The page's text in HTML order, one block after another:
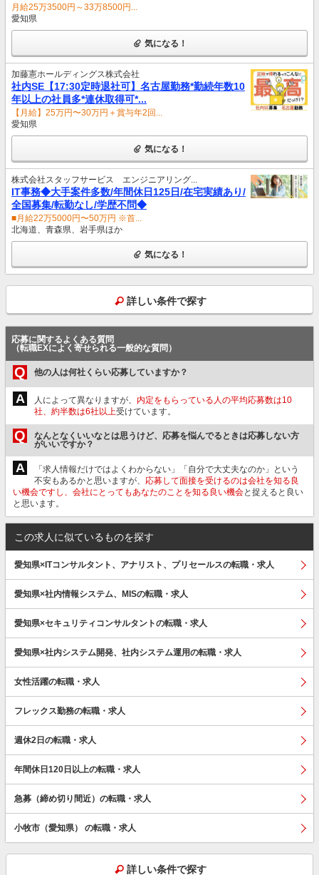
月給25万3500円～33万8500円...
愛知県
気になる！
加藤憲ホールディングス株式会社
社内SE【17:30定時退社可】名古屋勤務*勤続年数10
年以上の社員多*連休取得可*...
【月給】25万円〜30万円＋賞与年2回...
愛知県
気になる！
株式会社スタッフサービス エンジニアリング...
IT事務◆大手案件多数/年間休日125日/在宅実績あり/
全国募集/転勤なし/学歴不問◆
■月給22万5000円〜50万円 ※首...
北海道、青森県、岩手県ほか
気になる！
詳しい条件で探す
応募に関するよくある質問
（転職EXによく寄せられる一般的な質問）
Q 他の人は何社くらい応募していますか？
A 人によって異なりますが、 内定をもらっている人の平均応募数は10
社、約半数は6社以上受けています。
Q
なんとなくいいなとは思うけど、応募を悩んでるときは応募しない方
がいいですか？
A
「求人情報だけではよくわからない」「自分で大丈夫なのか」という
不安もあるかと思いますが、 応募して面接を受けるのは会社を知る良
い機会ですし、会社にとってもあなたのことを知る良い機会と捉えると良い
と思います。
この求人に似ているものを探す
愛知県×ITコンサルタント、アナリスト、プリセールスの転職・求人
愛知県×社内情報システム、MISの転職・求人
愛知県×セキュリティコンサルタントの転職・求人
愛知県×社内システム開発、社内システム運用の転職・求人
女性活躍の転職・求人
フレックス勤務の転職・求人
週休2日の転職・求人
年間休日120日以上の転職・求人
急募（締め切り間近）の転職・求人
小牧市（愛知県） の転職・求人
詳しい条件で探す